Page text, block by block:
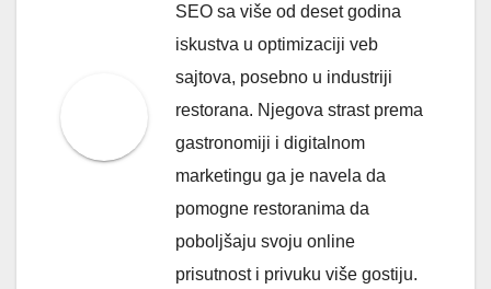
SEO sa više od deset godina
iskustva u optimizaciji veb
sajtova, posebno u industriji
restorana. Njegova strast prema
gastronomiji i digitalnom
marketingu ga je navela da
pomogne restoranima da
poboljšaju svoju online
prisutnost i privuku više gostiju.